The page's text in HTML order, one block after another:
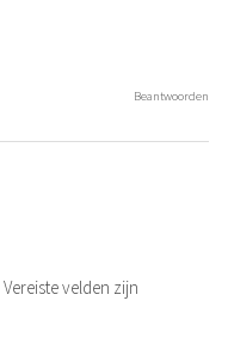
Beantwoorden
Vereiste velden zijn